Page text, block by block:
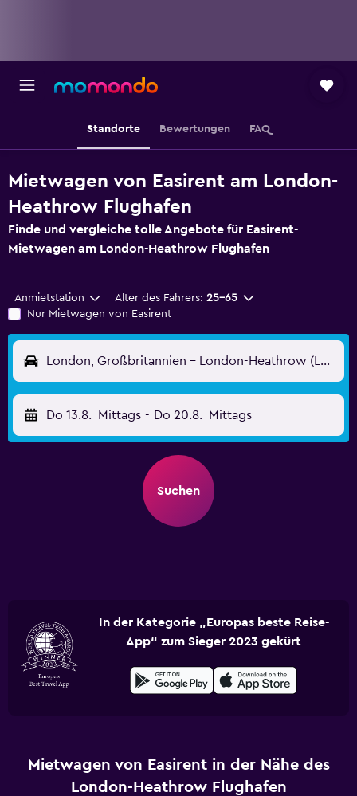
Standorte Bewertungen FAQ
Mietwagen von Easirent am London-
Heathrow Flughafen
Finde und vergleiche tolle Angebote für Easirent-
Mietwagen am London-Heathrow Flughafen
Anmietstation Alter des Fahrers: 25-65
Nur Mietwagen von Easirent
London, Großbritannien - London-Heathrow (LHR)
Do 13.8. Mittags - Do 20.8. Mittags
Suchen
In der Kategorie „Europas beste Reise-
App“ zum Sieger 2023 gekürt
Mietwagen von Easirent in der Nähe des
London-Heathrow Flughafen